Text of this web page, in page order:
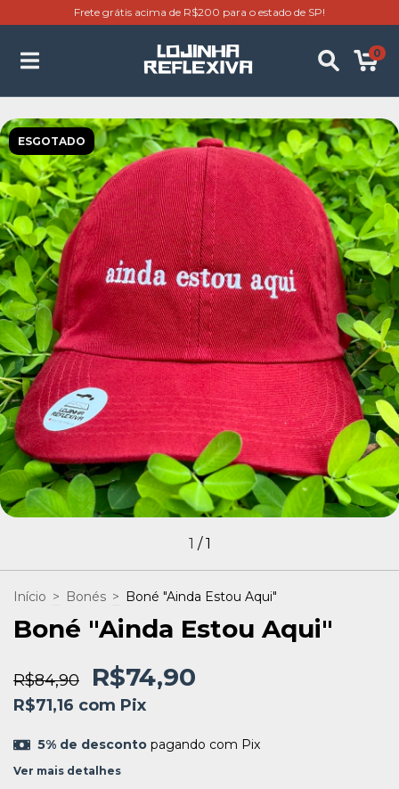
Frete grátis acima de R$200 para o estado de SP!
0
ESGOTADO
1 /1
Início > Bonés > Boné "Ainda Estou Aqui"
Boné "Ainda Estou Aqui"
R$84,90 R$74,90
R$71,16 com Pix
5% de descontopagando com Pix
Ver mais detalhes